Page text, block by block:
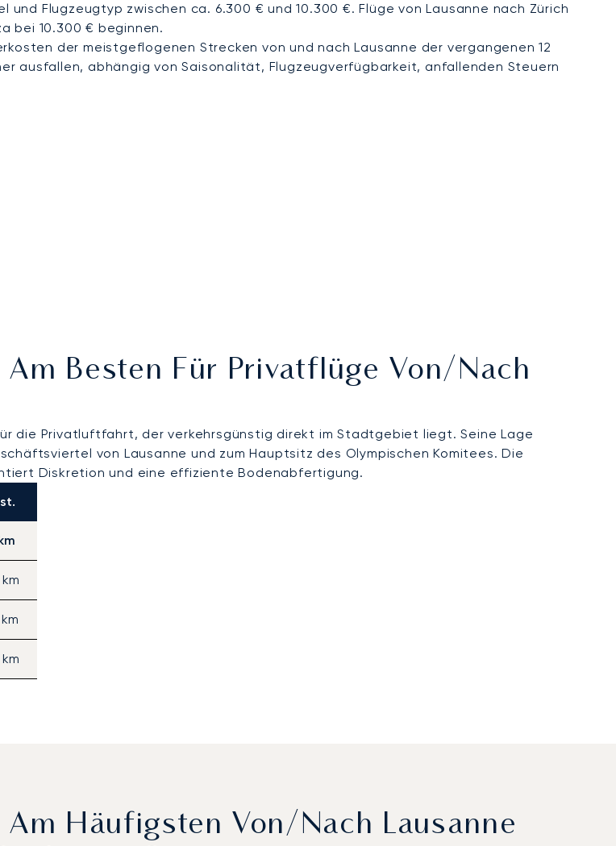
Flugzeugtyp zwischen ca. 6.300 € und 10.300 €. Flüge von Lausanne nach Zürich
bei 10.300 € beginnen.
der meistgeflogenen Strecken von und nach Lausanne der vergangenen 12
ausfallen, abhängig von Saisonalität, Flugzeugverfügbarkeit, anfallenden Steuern
Besten Für Privatflüge Von/nach
die Privatluftfahrt, der verkehrsgünstig direkt im Stadtgebiet liegt. Seine Lage
von Lausanne und zum Hauptsitz des Olympischen Komitees. Die
Diskretion und eine effiziente Bodenabfertigung.
Häufigsten Von/nach Lausanne